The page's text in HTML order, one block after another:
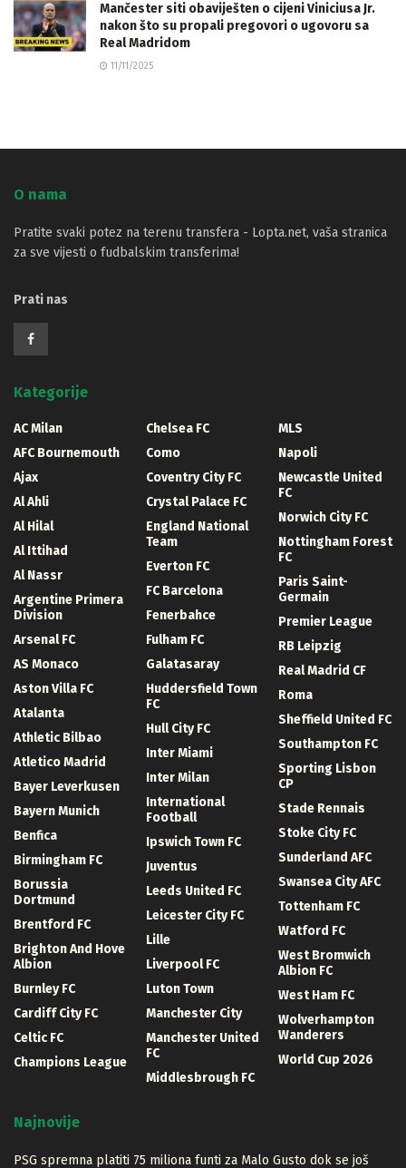
Mančester siti obaviješten o cijeni Viniciusa Jr.
nakon što su propali pregovori o ugovoru sa
Real Madridom
11/11/2025
O nama
Pratite svaki potez na terenu transfera - Lopta.net, vaša stranica
za sve vijesti o fudbalskim transferima!
Prati nas
Kategorije
AC Milan
AFC Bournemouth
Ajax
Al Ahli
Al Hilal
Al Ittihad
Al Nassr
Argentine Primera
Division
Arsenal FC
AS Monaco
Aston Villa FC
Atalanta
Athletic Bilbao
Atletico Madrid
Bayer Leverkusen
Bayern Munich
Benfica
Birmingham FC
Borussia
Dortmund
Brentford FC
Brighton And Hove
Albion
Burnley FC
Cardiff City FC
Celtic FC
Champions League
Chelsea FC
Como
Coventry City FC
Crystal Palace FC
England National
Team
Everton FC
FC Barcelona
Fenerbahce
Fulham FC
Galatasaray
Huddersfield Town
FC
Hull City FC
Inter Miami
Inter Milan
International
Football
Ipswich Town FC
Juventus
Leeds United FC
Leicester City FC
Lille
Liverpool FC
Luton Town
Manchester City
Manchester United
FC
Middlesbrough FC
MLS
Napoli
Newcastle United
FC
Norwich City FC
Nottingham Forest
FC
Paris Saint-
Germain
Premier League
RB Leipzig
Real Madrid CF
Roma
Sheffield United FC
Southampton FC
Sporting Lisbon
CP
Stade Rennais
Stoke City FC
Sunderland AFC
Swansea City AFC
Tottenham FC
Watford FC
West Bromwich
Albion FC
West Ham FC
Wolverhampton
Wanderers
World Cup 2026
Najnovije
PSG spremna platiti 75 miliona funti za Malo Gusto dok se još